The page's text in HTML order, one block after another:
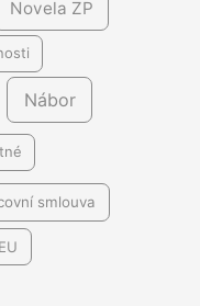
Novela ZP
Nábor
smlouva